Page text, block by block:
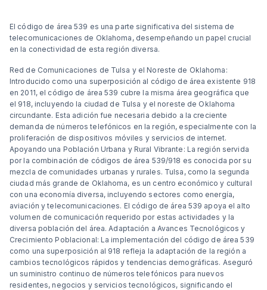
El código de área 539 es una parte significativa del sistema de
telecomunicaciones de Oklahoma, desempeñando un papel crucial
en la conectividad de esta región diversa.
Red de Comunicaciones de Tulsa y el Noreste de Oklahoma:
Introducido como una superposición al código de área existente 918
en 2011, el código de área 539 cubre la misma área geográfica que
el 918, incluyendo la ciudad de Tulsa y el noreste de Oklahoma
circundante. Esta adición fue necesaria debido a la creciente
demanda de números telefónicos en la región, especialmente con la
proliferación de dispositivos móviles y servicios de internet.
Apoyando una Población Urbana y Rural Vibrante: La región servida
por la combinación de códigos de área 539/918 es conocida por su
mezcla de comunidades urbanas y rurales. Tulsa, como la segunda
ciudad más grande de Oklahoma, es un centro económico y cultural
con una economía diversa, incluyendo sectores como energía,
aviación y telecomunicaciones. El código de área 539 apoya el alto
volumen de comunicación requerido por estas actividades y la
diversa población del área. Adaptación a Avances Tecnológicos y
Crecimiento Poblacional: La implementación del código de área 539
como una superposición al 918 refleja la adaptación de la región a
cambios tecnológicos rápidos y tendencias demográficas. Aseguró
un suministro continuo de números telefónicos para nuevos
residentes, negocios y servicios tecnológicos, significando el